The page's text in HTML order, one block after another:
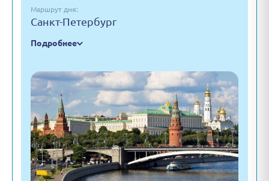
Маршрут дня:
Санкт-Петербург
Подробнее